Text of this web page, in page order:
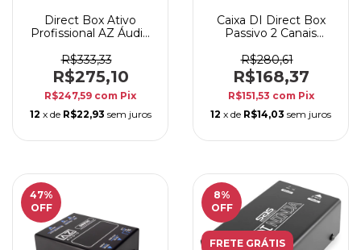
Direct Box Ativo
Profissional AZ Áudio
R$333,33
R$275,10
R$247,59 com Pix
12 x de R$22,93 sem juros
Caixa DI Direct Box
Passivo 2 Canais
DB2PAS
R$280,61
R$168,37
R$151,53 com Pix
12 x de R$14,03 sem juros
47%
OFF
8%
OFF
FRETE GRÁTIS